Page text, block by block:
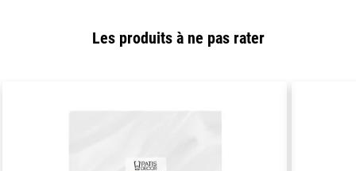
Les produits à ne pas rater